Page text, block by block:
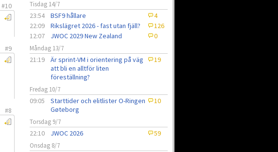
#10
#9
#8
Tisdag 14/7
23:54 BSF9 hållare
4
22:09
Rikslägret 2026 - fast utan fjäll?
126
12:07
JWOC 2029 New Zealand 0
Måndag 13/7
21:19
Är sprint-VM i orientering på väg
att bli en alltför liten
föreställning?
19
Fredag 10/7
09:05
Starttider och elitlister O-Ringen
Gøteborg
10
Torsdag 9/7
22:10 JWOC 2026 59
Onsdag 8/7